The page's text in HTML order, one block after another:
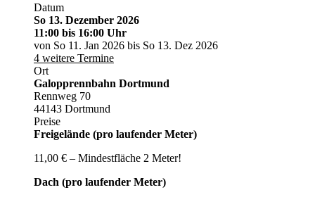
Datum
So 13. Dezember 2026
11:00 bis 16:00 Uhr
von So 11. Jan 2026 bis So 13. Dez 2026
4 weitere Termine
Ort
Galopprennbahn Dortmund
Rennweg 70
44143 Dortmund
Preise
Freigelände (pro laufender Meter)
11,00 € – Mindestfläche 2 Meter!
Dach (pro laufender Meter)